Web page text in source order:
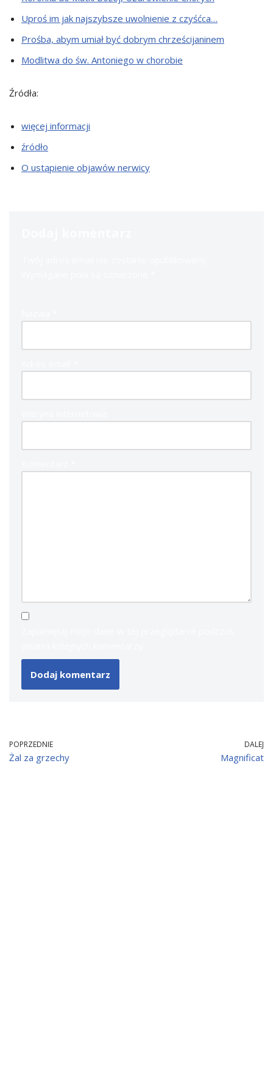
Uproś im jak najszybsze uwolnienie z czyśćca…
Prośba, abym umiał być dobrym chrześcijaninem
Modlitwa do św. Antoniego w chorobie
Źródła:
więcej informacji
źródło
O ustąpienie objawów nerwicy
POPRZEDNIE
Żal za grzechy
DALEJ
Magnificat